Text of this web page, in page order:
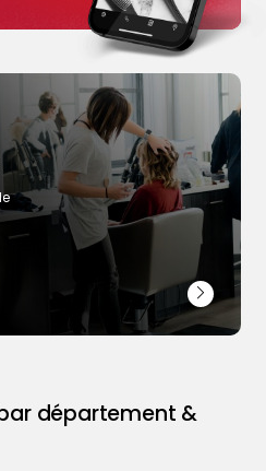
département &